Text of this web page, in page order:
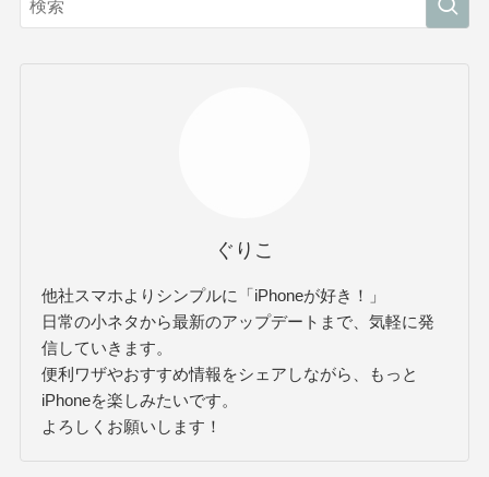
ぐりこ
他社スマホよりシンプルに「iPhoneが好き！」
日常の小ネタから最新のアップデートまで、気軽に発
信していきます。
便利ワザやおすすめ情報をシェアしながら、もっと
iPhoneを楽しみたいです。
よろしくお願いします！